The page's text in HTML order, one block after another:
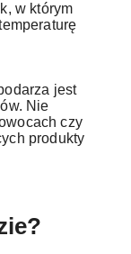
w którym
jest
Nie
czy
produkty